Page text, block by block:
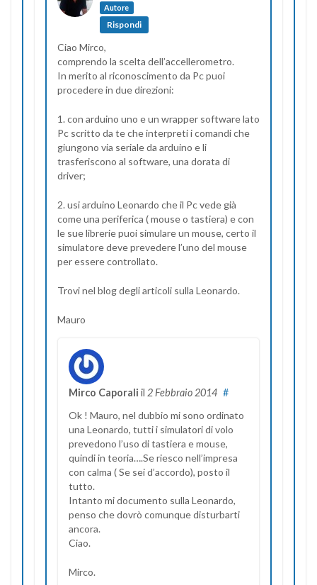
Autore
Rispondi
Ciao Mirco,
comprendo la scelta dell’accellerometro.
In merito al riconoscimento da Pc puoi
procedere in due direzioni:
1. con arduino uno e un wrapper software lato
Pc scritto da te che interpreti i comandi che
giungono via seriale da arduino e li
trasferiscono al software, una dorata di
driver;
2. usi arduino Leonardo che il Pc vede già
come una periferica ( mouse o tastiera) e con
le sue librerie puoi simulare un mouse, certo il
simulatore deve prevedere l’uno del mouse
per essere controllato.
Trovi nel blog degli articoli sulla Leonardo.
Mauro
Mirco Caporali il 2 Febbraio 2014 #
Ok ! Mauro, nel dubbio mi sono ordinato
una Leonardo, tutti i simulatori di volo
prevedono l’uso di tastiera e mouse,
quindi in teoria….Se riesco nell’impresa
con calma ( Se sei d’accordo), posto il
tutto.
Intanto mi documento sulla Leonardo,
penso che dovrò comunque disturbarti
ancora.
Ciao.
Mirco.